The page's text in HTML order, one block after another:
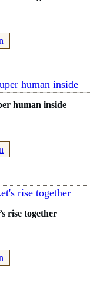
human inside
rise together